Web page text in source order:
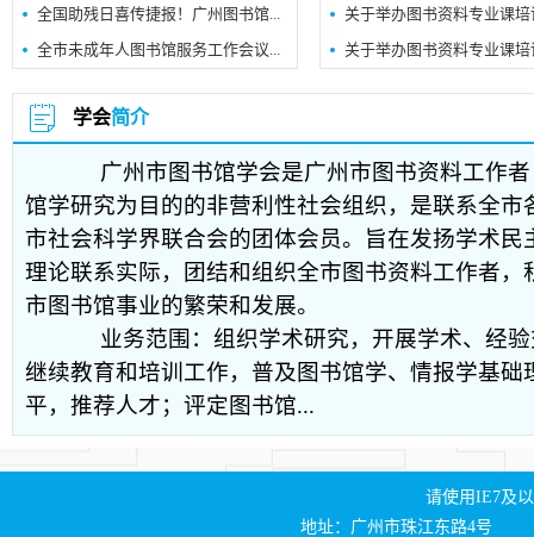
全国助残日喜传捷报！广州图书馆...
全市未成年人图书馆服务工作会议...
关于举办图书资料专业课
关于举办图书资料专业课
学会简介
广州市图书馆学会是广州市图书资料工作者
馆学研究为目的的非营利性社会组织，是联系全
市社会科学界联合会的团体会员。旨在发扬学术
理论联系实际，团结和组织全市图书资料工作者
市图书馆事业的繁荣和发展。
业务范围：组织学术研究，开展学术、经验
继续教育和培训工作，普及图书馆学、情报学基
平，推荐人才；评定图书馆...
请使用IE7及
地址：广州市珠江东路4号